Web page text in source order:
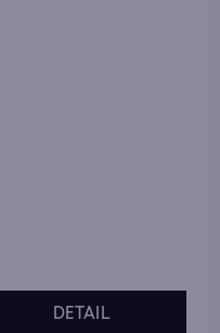
DETAIL